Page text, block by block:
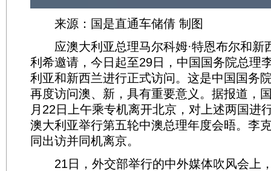
来源：国是直通车储倩 制图
应澳大利亚总理马尔科姆·特恩布尔和新
利希邀请，今日起至29日，中国国务院总理
利亚和新西兰进行正式访问。这是中国国务
再度访问澳、新，具有重要意义。据报道，
月22日上午乘专机离开北京，对上述两国进
澳大利亚举行第五轮中澳总理年度会晤。李
同出访并同机离京。
21日，外交部举行的中外媒体吹风会上